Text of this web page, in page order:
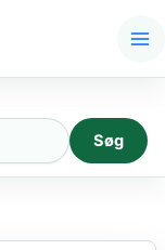
Søg